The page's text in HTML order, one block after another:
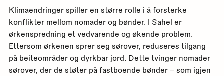
Klimaendringer spiller en større rolle i å forsterke
konflikter mellom nomader og bønder. I Sahel er
ørkenspredning et vedvarende og økende problem.
Ettersom ørkenen sprer seg sørover, reduseres tilgang
på beiteområder og dyrkbar jord. Dette tvinger nomader
sørover, der de støter på fastboende bønder – som igjen